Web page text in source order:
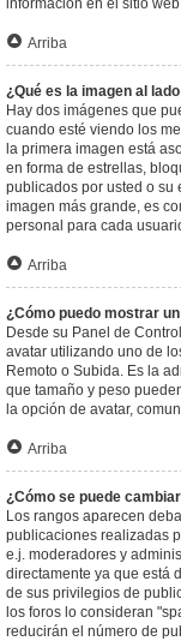
información en el sitio
Arriba
¿Qué es la imagen al
Hay dos imágenes que
cuando esté viendo los
la primera imagen está
en forma de estrellas,
publicados por usted o su
imagen más grande, es
personal para cada
Arriba
¿Cómo puedo mostrar
Desde su Panel de
avatar utilizando uno de
Remoto o Subida. Es la
que tamaño y peso
la opción de avatar,
Arriba
¿Cómo se puede
Los rangos aparecen
publicaciones realizadas
e.j. moderadores y
directamente ya que está
de sus privilegios de
los foros lo consideran
reducirán el número de